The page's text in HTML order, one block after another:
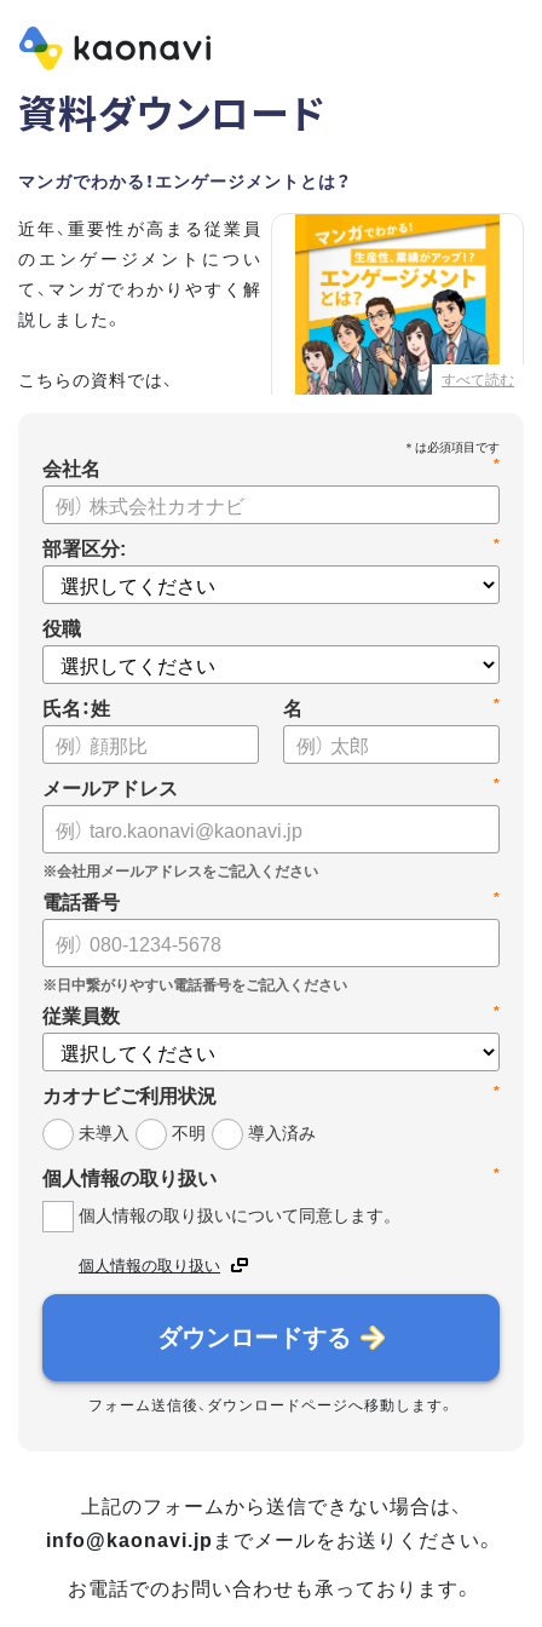
資料ダウンロード
マンガでわかる！エンゲージメントとは？
すべて読む
近年、重要性が高まる従業員
のエンゲージメントについ
て、マンガでわかりやすく解
説しました。
こちらの資料では、
・エンゲージメントを高める
には？
・エンゲージメント向上に役立つカオナビの特徴
についてまとめましたので、ぜひお役立てください。
*
会社名
*
部署区分:
役職
氏名：姓 *
名
*
メールアドレス
*
電話番号
*
従業員数
*
カオナビご利用状況
未導入 不明 導入済み
*
個人情報の取り扱い
個人情報の取り扱いについて同意します。
個人情報の取り扱い
ダウンロードする
フォーム送信後、ダウンロードページへ移動します。
上記のフォームから送信できない場合は、
info@kaonavi.jp までメールをお送りください。
お電話でのお問い合わせも承っております。